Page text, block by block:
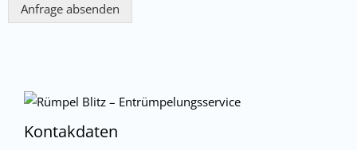
Anfrage absenden
Kontakdaten